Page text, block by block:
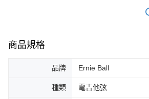
商品規格
品牌 Ernie Ball
種類 電吉他弦